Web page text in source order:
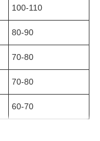
100-110
80-90
70-80
70-80
60-70